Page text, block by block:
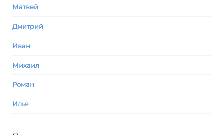
Матвей
Дмитрий
Иван
Михаил
Роман
Илья